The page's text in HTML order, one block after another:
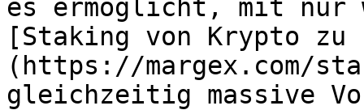
es ermöglicht, mit nur
[Staking von Krypto zu
(https://margex.com/
gleichzeitig massive